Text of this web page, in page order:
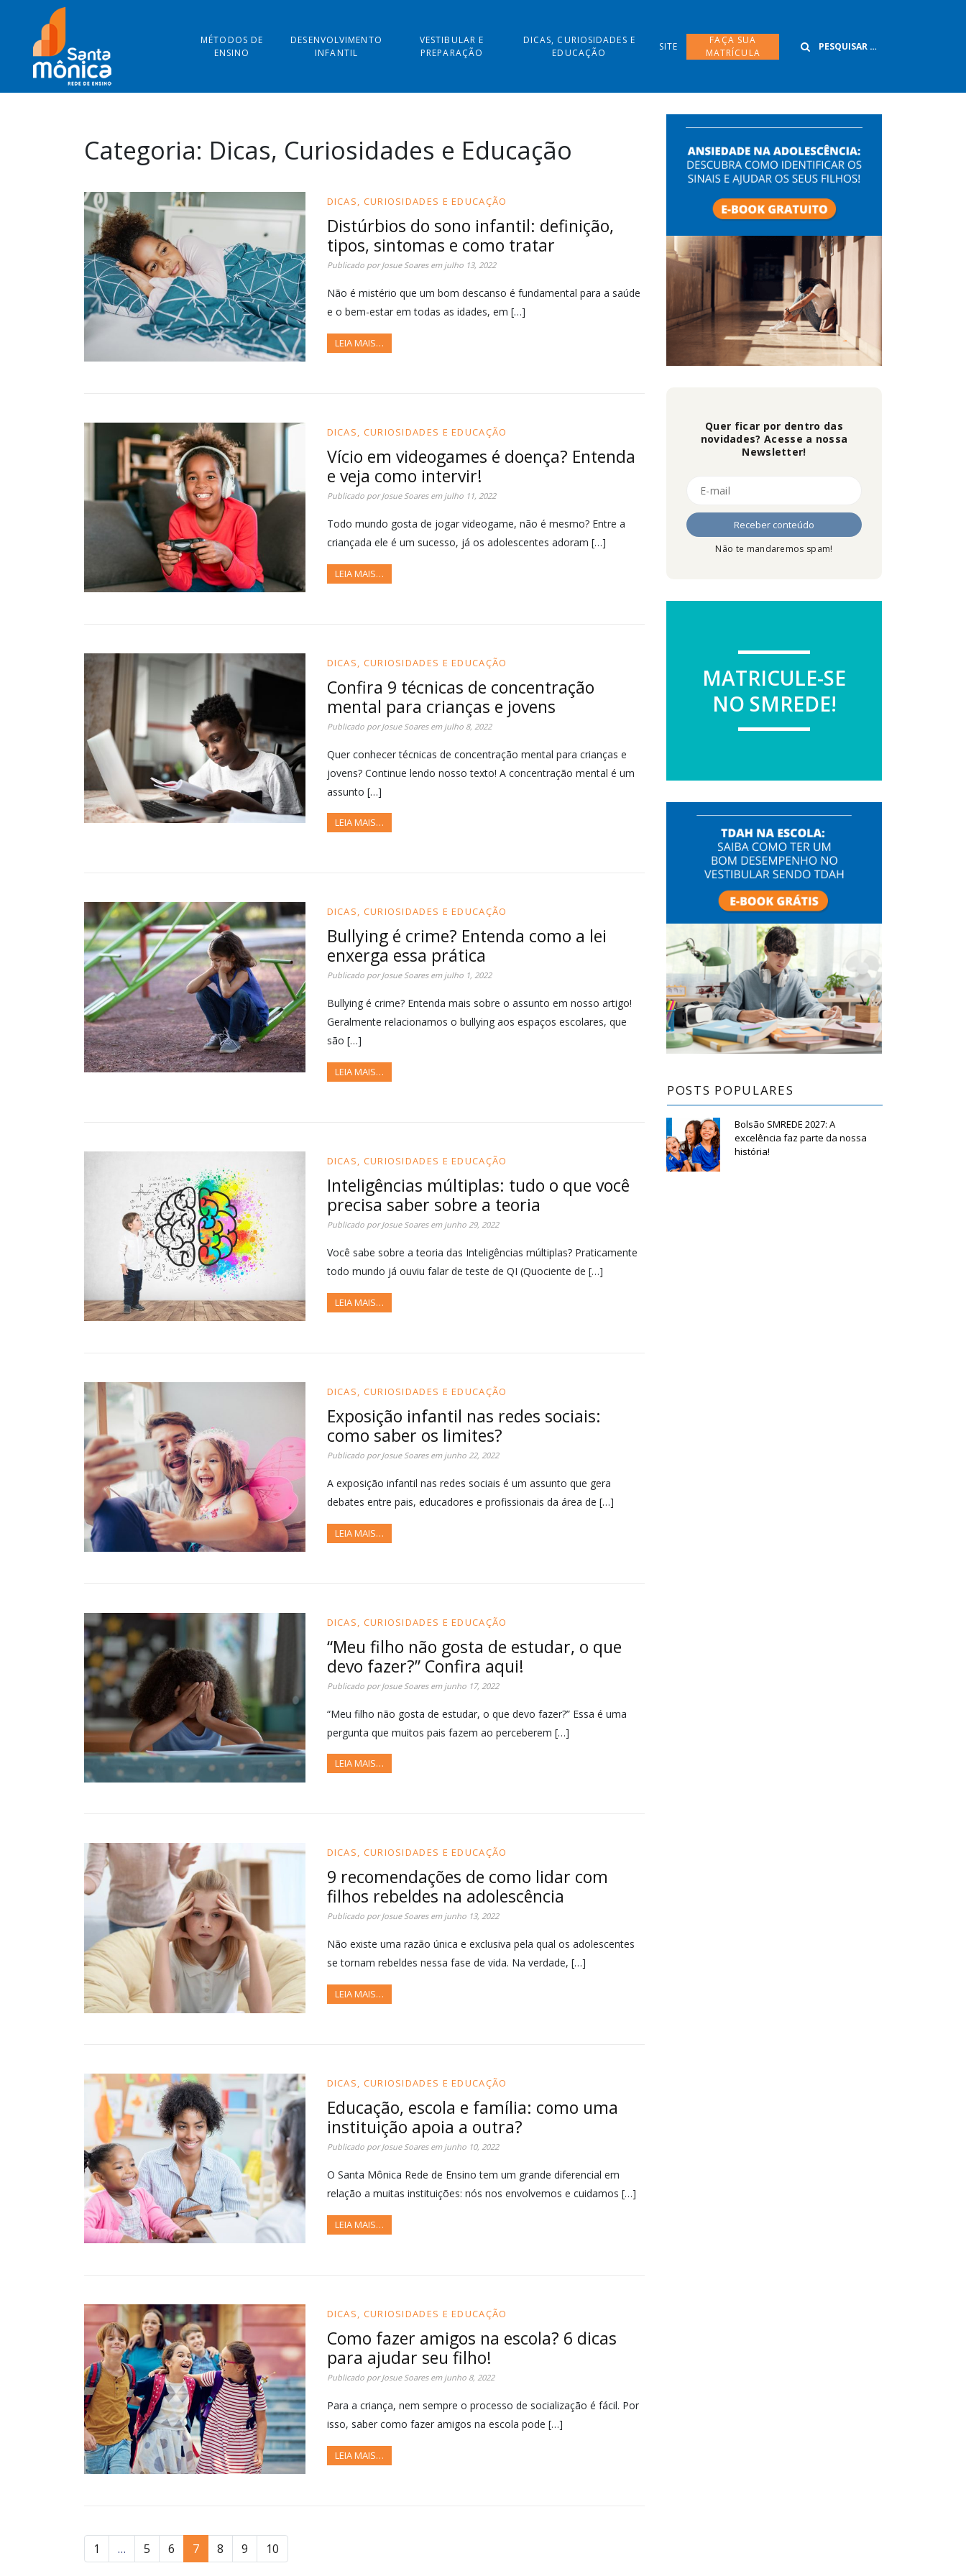
MÉTODOS DE
ENSINO
DESENVOLVIMENTO
INFANTIL
VESTIBULAR E
PREPARAÇÃO
DICAS, CURIOSIDADES E
EDUCAÇÃO
SITE
FAÇA SUA
MATRÍCULA
Categoria: Dicas, Curiosidades e Educação
DICAS, CURIOSIDADES E EDUCAÇÃO
Distúrbios do sono infantil: definição,
tipos, sintomas e como tratar
Publicado porJosue Soaresem julho 13, 2022
Não é mistério que um bom descanso é fundamental para a saúde
e o bem-estar em todas as idades, em […]
LEIA MAIS…
DICAS, CURIOSIDADES E EDUCAÇÃO
Vício em videogames é doença? Entenda
e veja como intervir!
Publicado porJosue Soaresem julho 11, 2022
Todo mundo gosta de jogar videogame, não é mesmo? Entre a
criançada ele é um sucesso, já os adolescentes adoram […]
LEIA MAIS…
DICAS, CURIOSIDADES E EDUCAÇÃO
Confira 9 técnicas de concentração
mental para crianças e jovens
Publicado porJosue Soaresem julho 8, 2022
Quer conhecer técnicas de concentração mental para crianças e
jovens? Continue lendo nosso texto! A concentração mental é um
assunto […]
LEIA MAIS…
DICAS, CURIOSIDADES E EDUCAÇÃO
Bullying é crime? Entenda como a lei
enxerga essa prática
Publicado porJosue Soaresem julho 1, 2022
Bullying é crime? Entenda mais sobre o assunto em nosso artigo!
Geralmente relacionamos o bullying aos espaços escolares, que
são […]
LEIA MAIS…
DICAS, CURIOSIDADES E EDUCAÇÃO
Inteligências múltiplas: tudo o que você
precisa saber sobre a teoria
Publicado porJosue Soaresem junho 29, 2022
Você sabe sobre a teoria das Inteligências múltiplas? Praticamente
todo mundo já ouviu falar de teste de QI (Quociente de […]
LEIA MAIS…
DICAS, CURIOSIDADES E EDUCAÇÃO
Exposição infantil nas redes sociais:
como saber os limites?
Publicado porJosue Soaresem junho 22, 2022
A exposição infantil nas redes sociais é um assunto que gera
debates entre pais, educadores e profissionais da área de […]
LEIA MAIS…
DICAS, CURIOSIDADES E EDUCAÇÃO
“Meu filho não gosta de estudar, o que
devo fazer?” Confira aqui!
Publicado porJosue Soaresem junho 17, 2022
“Meu filho não gosta de estudar, o que devo fazer?” Essa é uma
pergunta que muitos pais fazem ao perceberem […]
LEIA MAIS…
DICAS, CURIOSIDADES E EDUCAÇÃO
9 recomendações de como lidar com
filhos rebeldes na adolescência
Publicado porJosue Soaresem junho 13, 2022
Não existe uma razão única e exclusiva pela qual os adolescentes
se tornam rebeldes nessa fase de vida. Na verdade, […]
LEIA MAIS…
DICAS, CURIOSIDADES E EDUCAÇÃO
Educação, escola e família: como uma
instituição apoia a outra?
Publicado porJosue Soaresem junho 10, 2022
O Santa Mônica Rede de Ensino tem um grande diferencial em
relação a muitas instituições: nós nos envolvemos e cuidamos […]
LEIA MAIS…
DICAS, CURIOSIDADES E EDUCAÇÃO
Como fazer amigos na escola? 6 dicas
para ajudar seu filho!
Publicado porJosue Soaresem junho 8, 2022
Para a criança, nem sempre o processo de socialização é fácil. Por
isso, saber como fazer amigos na escola pode […]
LEIA MAIS…
1 … 5 6 7 8 9 10
Quer ficar por dentro das
novidades? Acesse a nossa
Newsletter!
Não te mandaremos spam!
MATRICULE-SE
NO SMREDE!
POSTS POPULARES
Bolsão SMREDE 2027: A
excelência faz parte da nossa
história!